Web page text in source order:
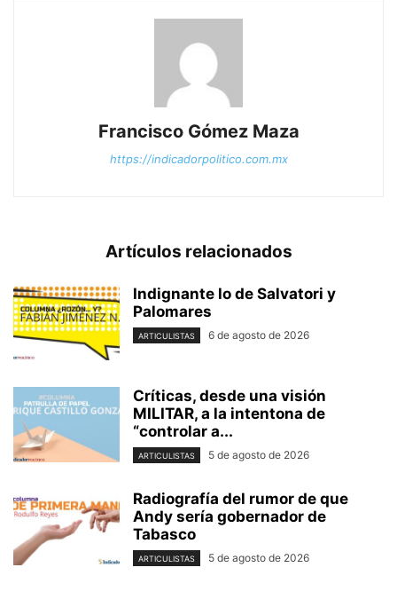
Francisco Gómez Maza
https://indicadorpolitico.com.mx
Artículos relacionados
Indignante lo de Salvatori y
Palomares
ARTICULISTAS 6 de agosto de 2026
Críticas, desde una visión
MILITAR, a la intentona de
“controlar a...
ARTICULISTAS 5 de agosto de 2026
Radiografía del rumor de que
Andy sería gobernador de
Tabasco
ARTICULISTAS 5 de agosto de 2026